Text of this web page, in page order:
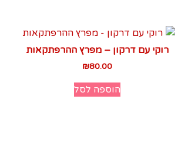
רוקי עם דרקון – מפרץ ההרפתקאות
₪80.00
הוספה לסל